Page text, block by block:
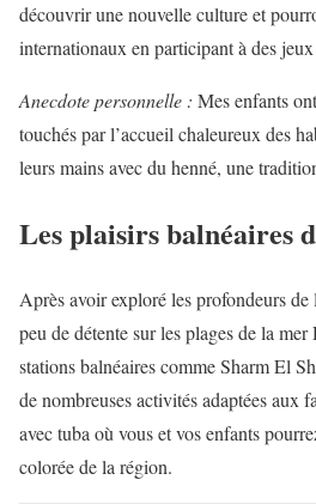
découvrir une nouvelle culture et
internationaux en participant à des
Anecdote personnelle : Mes enfants
touchés par l’accueil chaleureux des
leurs mains avec du henné, une
Les plaisirs balnéaires
Après avoir exploré les profondeurs
peu de détente sur les plages de la
stations balnéaires comme Sharm El
de nombreuses activités adaptées aux
avec tuba où vous et vos enfants
colorée de la région.